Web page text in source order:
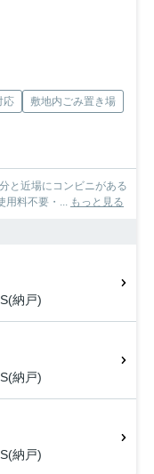
応
敷地内ごみ置き場
と近場にコンビニがある
料不要・...
もっと見る
納戸)
納戸)
納戸)